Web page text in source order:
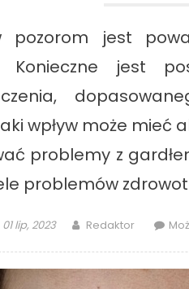
pozorom jest
Konieczne jest
wpływ może mieć
problemy z
problemów
Posted
01 lip, 2023 Author
Redaktor